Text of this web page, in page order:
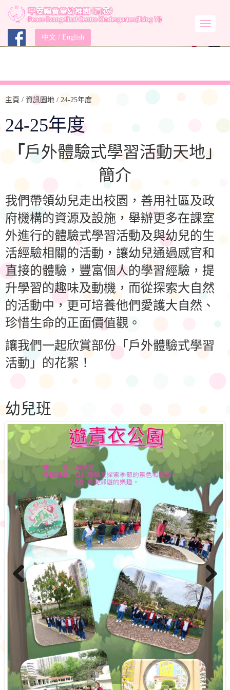
中文 / English
主頁 / 資訊園地 / 24-25年度
24-25年度
「 戶外體驗式學習活動天地」
簡介
我們帶領幼兒走出校園，善用社區及政
府機構的資源及設施，舉辦更多在課室
外進行的體驗式學習活動及與幼兒的生
活經驗相關的活動，讓幼兒通過感官和
直接的體驗，豐富個人的學習經驗，提
升學習的趣味及動機，而從探索大自然
的活動中，更可培養他們愛護大自然、
珍惜生命的正面價值觀。
讓我們一起欣賞部份「戶外體驗式學習
活動」的花絮！
幼兒班
Previo
Next